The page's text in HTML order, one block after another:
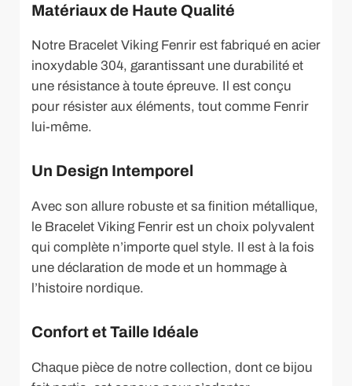
Matériaux de Haute Qualité
Notre Bracelet Viking Fenrir est fabriqué en acier
inoxydable 304, garantissant une durabilité et
une résistance à toute épreuve. Il est conçu
pour résister aux éléments, tout comme Fenrir
lui-même.
Un Design Intemporel
Avec son allure robuste et sa finition métallique,
le Bracelet Viking Fenrir est un choix polyvalent
qui complète n’importe quel style. Il est à la fois
une déclaration de mode et un hommage à
l’histoire nordique.
Confort et Taille Idéale
Chaque pièce de notre collection, dont ce bijou